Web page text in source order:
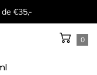
€35,-
0